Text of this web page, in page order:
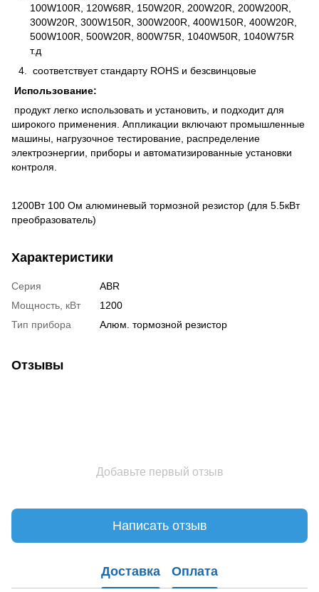
100W100R, 120W68R, 150W20R, 200W20R, 200W200R,
300W20R, 300W150R, 300W200R, 400W150R, 400W20R,
500W100R, 500W20R, 800W75R, 1040W50R, 1040W75R
т.д
соответствует стандарту ROHS и безсвинцовые
Использование:
продукт легко использовать и установить, и подходит для
широкого применения. Аппликации включают промышленные
машины, нагрузочное тестирование, распределение
электроэнергии, приборы и автоматизированные установки
контроля.
1200Вт 100 Oм алюминевый тормозной резистор (для 5.5кВт
преобразователь)
Характеристики
Серия
ABR
Мощность, кВт
1200
Тип прибора
Алюм. тормозной резистор
Отзывы
Добавьте первый отзыв
Написать отзыв
Доставка Оплата